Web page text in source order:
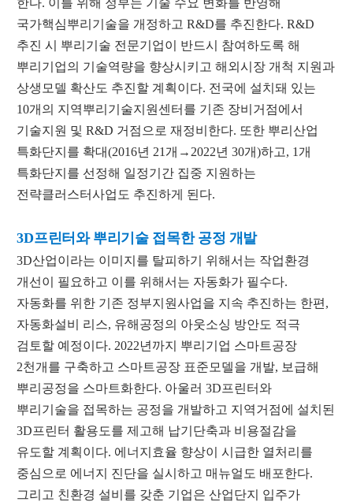
한다. 이를 위해 정부는 기술 수요 변화를 반영해
국가핵심뿌리기술을 개정하고 R&D를 추진한다. R&D
추진 시 뿌리기술 전문기업이 반드시 참여하도록 해
뿌리기업의 기술역량을 향상시키고 해외시장 개척 지원과
상생모델 확산도 추진할 계획이다. 전국에 설치돼 있는
10개의 지역뿌리기술지원센터를 기존 장비거점에서
기술지원 및 R&D 거점으로 재정비한다. 또한 뿌리산업
특화단지를 확대(2016년 21 개 → 2022년 30개)하고, 1 개
특화단지를 선정해 일정기간 집중 지원하는
전략클러스터사업도 추진하게 된다.
3D프린터와 뿌리기술 접목한 공정 개발
3D산업이라는 이미지를 탈피하기 위해서는 작업환경
개선이 필요하고 이를 위해서는 자동화가 필수다.
자동화를 위한 기존 정부지원사업을 지속 추진하는 한편 ,
자동화설비 리스, 유해공정의 아웃소싱 방안도 적극
검토할 예정이다. 2022년까지 뿌리기업 스마트공장
2천개를 구축하고 스마트공장 표준모델을 개발, 보급해
뿌리공정을 스마트화한다. 아울러 3D프린터와
뿌리기술을 접목하는 공정을 개발하고 지역거점에 설치된
3D프린터 활용도를 제고해 납기단축과 비용절감을
유도할 계획이다. 에너지효율 향상이 시급한 열처리를
중심으로 에너지 진단을 실시하고 매뉴얼도 배포한다.
그리고 친환경 설비를 갖춘 기업은 산업단지 입주가